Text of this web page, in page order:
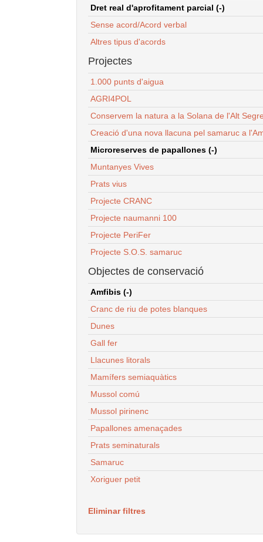
Dret real d'aprofitament parcial (-)
Sense acord/Acord verbal
Altres tipus d'acords
Projectes
1.000 punts d'aigua
AGRI4POL
Conservem la natura a la Solana de l'Alt
Creació d'una nova llacuna pel samaruc a
Microreserves de papallones (-)
Muntanyes Vives
Prats vius
Projecte CRANC
Projecte naumanni 100
Projecte PeriFer
Projecte S.O.S. samaruc
Objectes de conservació
Amfibis (-)
Cranc de riu de potes blanques
Dunes
Gall fer
Llacunes litorals
Mamífers semiaquàtics
Mussol comú
Mussol pirinenc
Papallones amenaçades
Prats seminaturals
Samaruc
Xoriguer petit
Eliminar filtres